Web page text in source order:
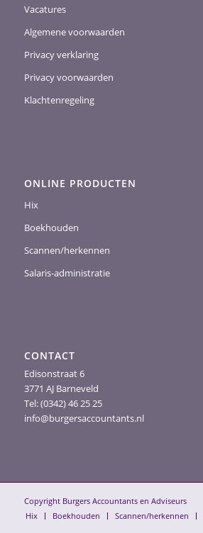
Vacatures
Algemene voorwaarden
Privacy verklaring
Privacy voorwaarden
Klachtenregeling
ONLINE PRODUCTEN
Hix
Boekhouden
Scannen/herkennen
Salaris-administratie
CONTACT
Edisonstraat 6
3771 AJ Barneveld
Tel: (0342) 46 25 25
info@burgersaccountants.nl
Copyright Burgers Accountants en Adviseurs
Hix
Boekhouden Scannen/herkennen